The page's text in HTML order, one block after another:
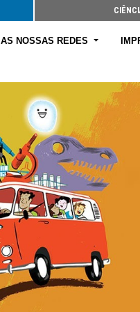
AS NOSSAS REDES